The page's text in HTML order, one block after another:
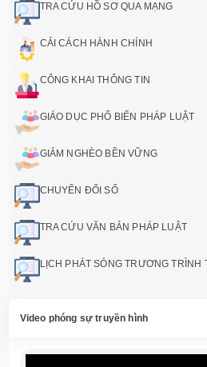
TRA CỨU HỒ SƠ QUA MẠNG
CẢI CÁCH HÀNH CHÍNH
CÔNG KHAI THÔNG TIN
GIÁO DỤC PHỔ BIẾN PHÁP LUẬT
GIẢM NGHÈO BỀN VỮNG
CHUYỂN ĐỔI SỐ
TRA CỨU VĂN BẢN PHÁP LUẬT
LỊCH PHÁT SÓNG TRƯƠNG
Video phóng sự truyền hình